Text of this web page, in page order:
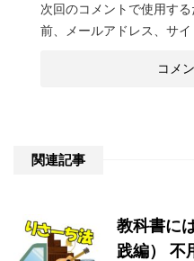
次回のコメントで使用す
前、メールアドレス、サイ
関連記事
教科書に
践編） 不